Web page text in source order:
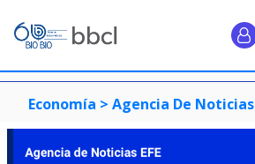
Economía > Agencia De Noticias